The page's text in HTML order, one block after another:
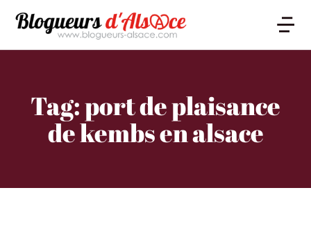
Tag: port de plaisance
de kembs en alsace